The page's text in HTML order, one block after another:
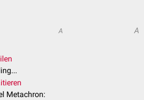
A A
Metachron: